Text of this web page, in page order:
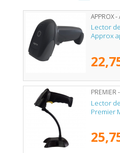
APPROX -
Lector
Approx
PREMIER
Lector
Premier